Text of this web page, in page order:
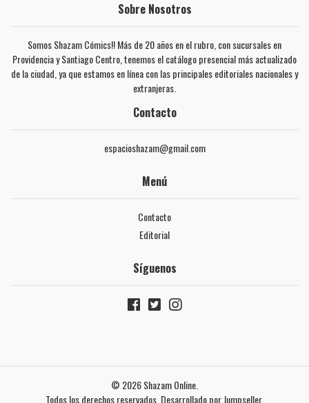
Sobre Nosotros
Somos Shazam Cómics!! Más de 20 años en el rubro, con sucursales en
Providencia y Santiago Centro, tenemos el catálogo presencial más actualizado
de la ciudad, ya que estamos en línea con las principales editoriales nacionales y
extranjeras.
Contacto
espacioshazam@gmail.com
Menú
Contacto
Editorial
Síguenos
© 2026 Shazam Online.
Todos los derechos reservados. Desarrollado por Jumpseller.